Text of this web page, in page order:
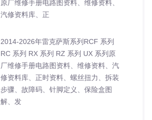
原厂维修手册电路图资料、维修资料、
汽修资料库、正
2014-2026年雷克萨斯系列RCF 系列
RC 系列 RX 系列 RZ 系列 UX 系列原
厂维修手册电路图资料、维修资料、汽
修资料库、正时资料、螺丝扭力、拆装
步骤、故障码、针脚定义、保险盒图
解、发